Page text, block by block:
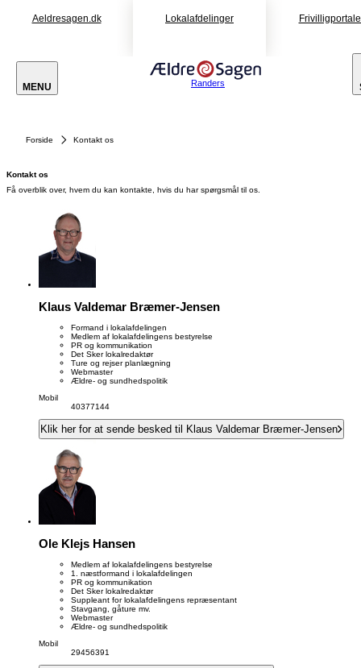
Aeldresagen.dk Lokalafdelinger
MENU Randers
Forside Kontakt os
Kontakt os
Få overblik over, hvem du kan kontakte, hvis du har spørgsmål til os.
Klaus Valdemar Bræmer-Jensen
Formand i lokalafdelingen
Medlem af lokalafdelingens bestyrelse
PR og kommunikation
Det Sker lokalredaktør
Ture og rejser planlægning
Webmaster
Ældre- og sundhedspolitik
Mobil
40377144
Klik her for at sende besked til Klaus Valdemar Bræmer-Jensen
Ole Klejs Hansen
Medlem af lokalafdelingens bestyrelse
1. næstformand i lokalafdelingen
PR og kommunikation
Det Sker lokalredaktør
Suppleant for lokalafdelingens repræsentant
Stavgang, gåture mv.
Webmaster
Ældre- og sundhedspolitik
Mobil
29456391